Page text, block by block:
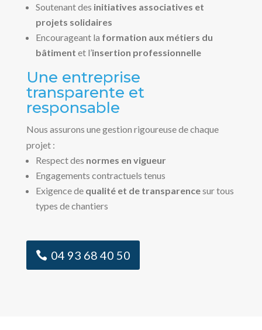
Soutenant des initiatives associatives et
projets solidaires
Encourageant la formation aux métiers du
bâtiment et l’insertion professionnelle
Une entreprise
transparente et
responsable
Nous assurons une gestion rigoureuse de chaque
projet :
Respect des normes en vigueur
Engagements contractuels tenus
Exigence de qualité et de transparencesur tous
types de chantiers
04 93 68 40 50